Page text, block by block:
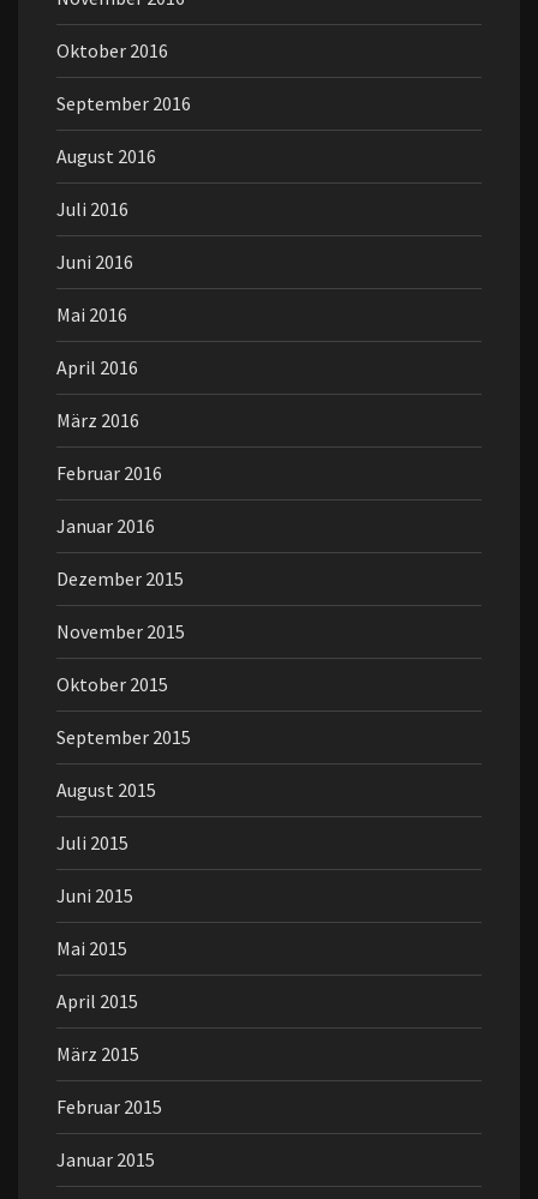
Oktober 2016
September 2016
August 2016
Juli 2016
Juni 2016
Mai 2016
April 2016
März 2016
Februar 2016
Januar 2016
Dezember 2015
November 2015
Oktober 2015
September 2015
August 2015
Juli 2015
Juni 2015
Mai 2015
April 2015
März 2015
Februar 2015
Januar 2015